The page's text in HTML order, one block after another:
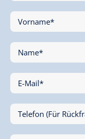
Vorname*
Name*
E-Mail*
Telefon (Für